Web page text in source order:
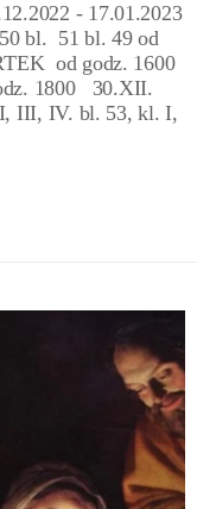
- 17.01.2023
bl. 51 bl. 49 od
od godz. 1600
1800 30.XII.
III, IV. bl. 53, kl. I,